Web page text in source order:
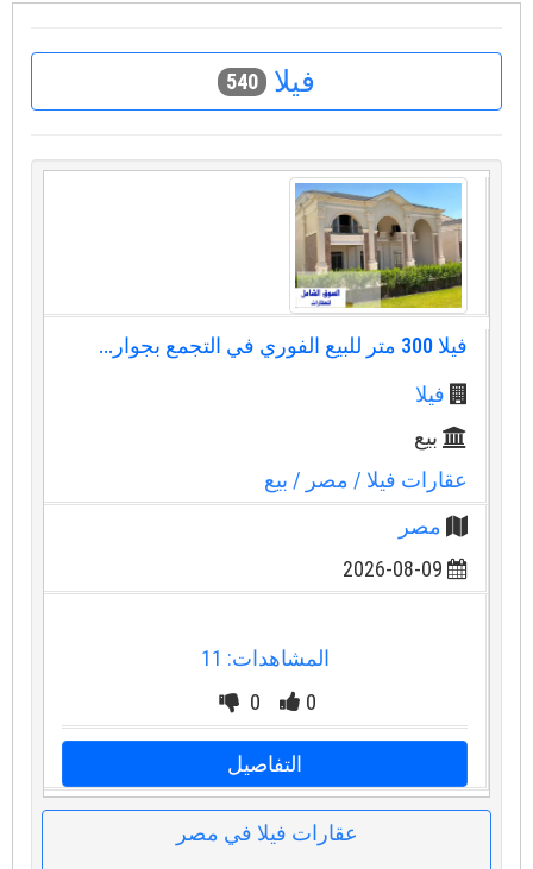
فيلا 540
فيلا 300 متر للبيع الفوري في التجمع بجوار...
فيلا
بيع
عقارات فيلا/ مصر / بيع
مصر
2026-08-09
المشاهدات: 11
0
0
التفاصيل
عقارات فيلا في مصر